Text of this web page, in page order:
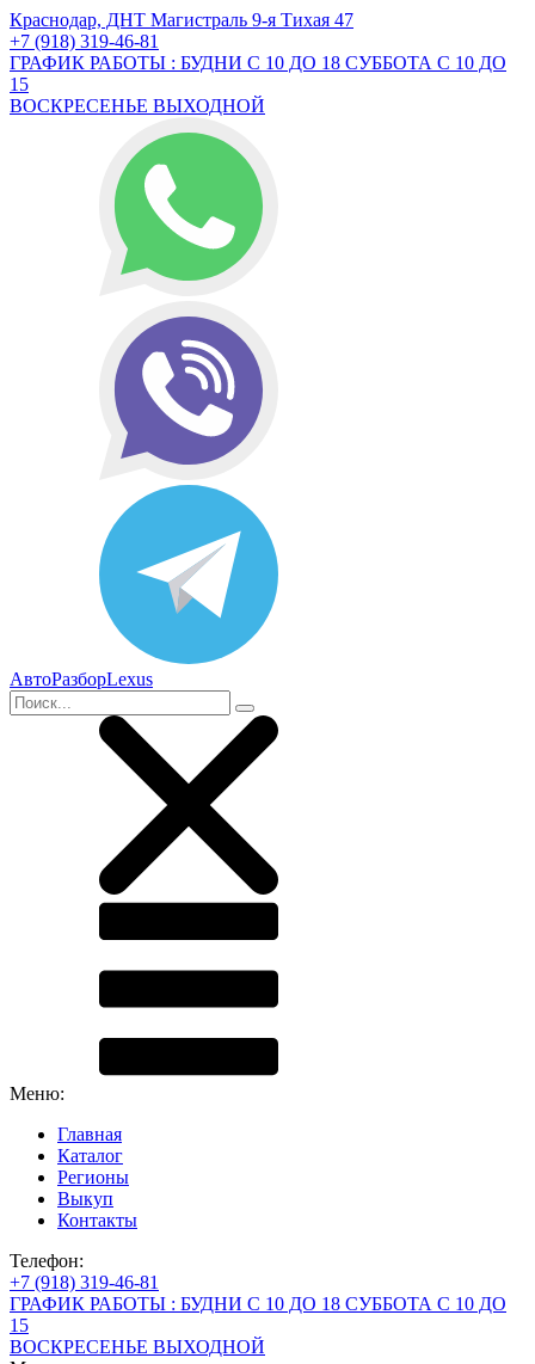
Краснодар, ДНТ Магистраль 9-я Тихая 47
+7 (918) 319-46-81
ГРАФИК РАБОТЫ : БУДНИ С 10 ДО 18 СУББОТА С 10 ДО
15
ВОСКРЕСЕНЬЕ ВЫХОДНОЙ
АвтоРазборLexus
Меню:
Главная
Каталог
Регионы
Выкуп
Контакты
Телефон:
+7 (918) 319-46-81
ГРАФИК РАБОТЫ : БУДНИ С 10 ДО 18 СУББОТА С 10 ДО
15
ВОСКРЕСЕНЬЕ ВЫХОДНОЙ